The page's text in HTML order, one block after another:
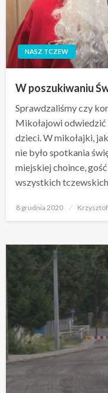
NASZ TCZEW
W poszukiwaniu
Sprawdzaliśmy czy
Mikołajowi odwiedzić
dzieci. W mikołajki,
nie było spotkania
miejskiej choince,
wszystkich
Opublikowane
8 grudnia 2020